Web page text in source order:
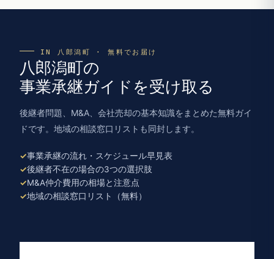
IN 八郎潟町 · 無料でお届け
八郎潟町の
事業承継ガイドを受け取る
後継者問題、M&A、会社売却の基本知識をまとめた無料ガイ
ドです。地域の相談窓口リストも同封します。
事業承継の流れ・スケジュール早見表
後継者不在の場合の3つの選択肢
M&A仲介費用の相場と注意点
地域の相談窓口リスト（無料）